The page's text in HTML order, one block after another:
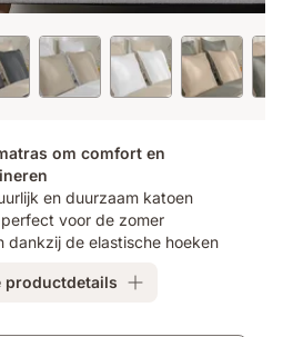
om comfort en
en duurzaam katoen
voor de zomer
dankzij de elastische hoeken
productdetails